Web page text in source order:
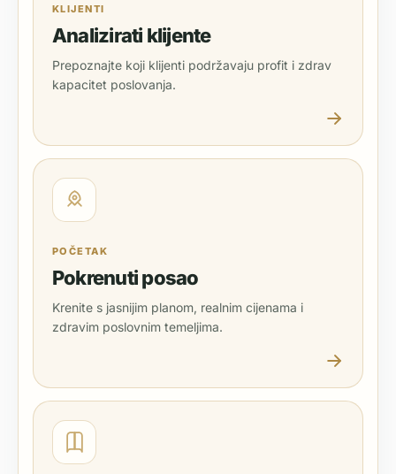
KLIJENTI
Analizirati klijente
Prepoznajte koji klijenti podržavaju profit i zdrav
kapacitet poslovanja.
POČETAK
Pokrenuti posao
Krenite s jasnijim planom, realnim cijenama i
zdravim poslovnim temeljima.